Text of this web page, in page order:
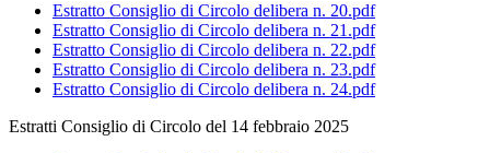
Estratto Consiglio di Circolo delibera n. 20.pdf
Estratto Consiglio di Circolo delibera n. 21.pdf
Estratto Consiglio di Circolo delibera n. 22.pdf
Estratto Consiglio di Circolo delibera n. 23.pdf
Estratto Consiglio di Circolo delibera n. 24.pdf
Estratti Consiglio di Circolo del 14 febbraio 2025